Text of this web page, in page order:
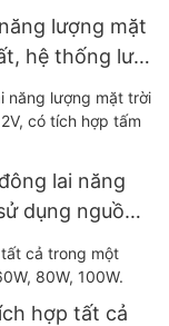
lượng mặt
hệ thống lưu
gia đình.
lai năng
dụng nguồn
trời.
hợp tất cả